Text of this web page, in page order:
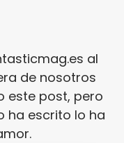
al
de nosotros
este post, pero
ha escrito lo ha